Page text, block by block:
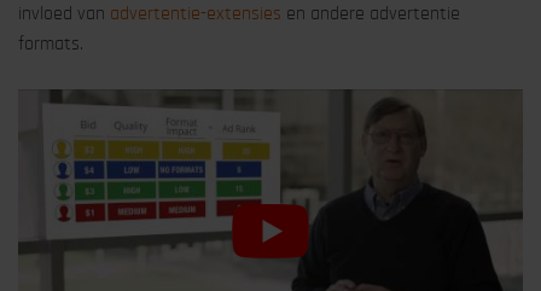
invloed van advertentie-extensies en andere advertentie
formats.